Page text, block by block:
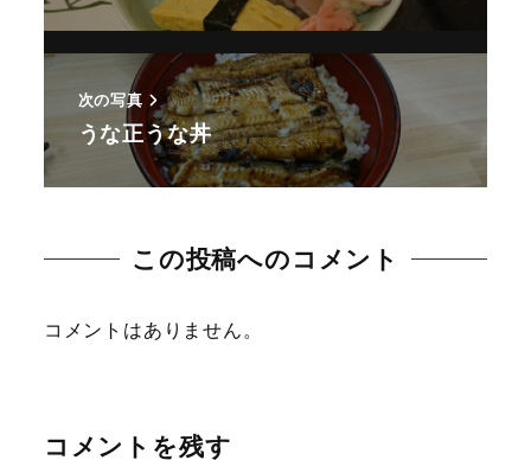
次の写真
うな正うな丼
この投稿へのコメント
コメントはありません。
コメントを残す